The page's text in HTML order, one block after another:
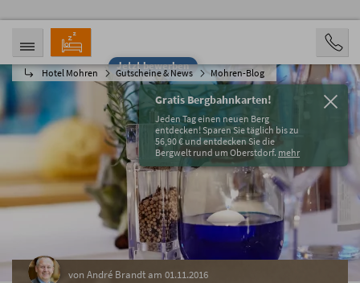
Jetzt bewerben
Hotel Mohren Gutscheine & News Mohren-Blog
Gratis Bergbahnkarten!
Jeden Tag einen neuen Berg
entdecken! Sparen Sie täglich bis zu
56,90 € und entdecken Sie die
Bergwelt rund um Oberstdorf. mehr
ANREISE
06.08.2026
ABREISE
11.08.2026
PERSONEN
2 Personen
BUCHEN
von André Brandt am 01.11.2016